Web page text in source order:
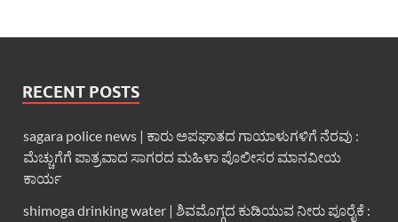
RECENT POSTS
sagara police news | ಕಾರು ಅಪಘಾತದ ಗಾಯಾಳುಗಳಿಗೆ ನೆರವು :
ಮೆಚ್ಚುಗೆಗೆ ಪಾತ್ರವಾದ ಸಾಗರದ ಮಹಿಳಾ ಪೊಲೀಸರ ಮಾನವೀಯ
ಕಾರ್ಯ
shimoga drinking water | ಶಿವಮೊಗ್ಗದ ಕುಡಿಯುವ ನೀರು ಪೂರೈಕೆ :